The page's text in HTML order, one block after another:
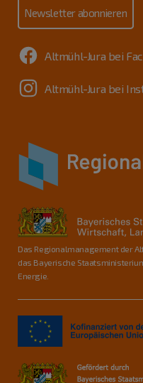
Newsletter abonnieren
Altmühl-Jura bei
Altmühl-Jura bei
Das Regionalmanagement der
das Bayerische
Energie.